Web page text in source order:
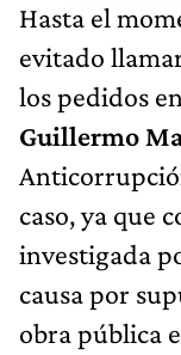
Hasta el
evitado
los pedidos
Guillermo
caso, ya que
investigada
causa por
obra pública